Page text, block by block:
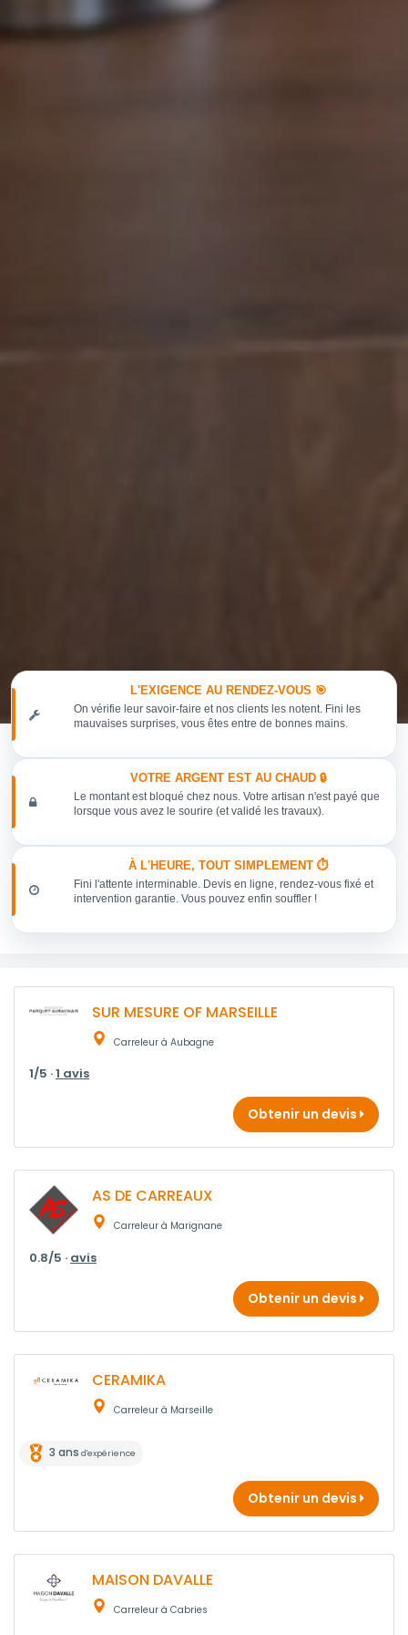
L'EXIGENCE AU RENDEZ-VOUS 🎯
On vérifie leur savoir-faire et nos clients les notent. Fini les
mauvaises surprises, vous êtes entre de bonnes mains.
VOTRE ARGENT EST AU CHAUD 🔒
Le montant est bloqué chez nous. Votre artisan n'est payé que
lorsque vous avez le sourire (et validé les travaux).
À L'HEURE, TOUT SIMPLEMENT ⏱️
Fini l'attente interminable. Devis en ligne, rendez-vous fixé et
intervention garantie. Vous pouvez enfin souffler !
SUR MESURE OF MARSEILLE
Carreleur à Aubagne
1/5 ·1 avis
Obtenir un devis
AS DE CARREAUX
Carreleur à Marignane
0.8/5 · avis
Obtenir un devis
CERAMIKA
Carreleur à Marseille
3 ans d'expérience
Obtenir un devis
MAISON DAVALLE
Carreleur à Cabries